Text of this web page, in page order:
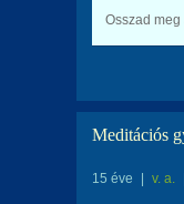
Osszad
Meditációs
15 éve v. a.